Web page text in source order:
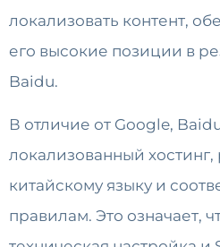
локализовать контент,
его высокие позиции в
Baidu.
В отличие от Google,
локализованный хостинг,
китайскому языку и
правилам. Это означает,